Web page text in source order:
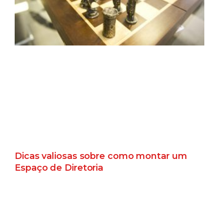
Dicas valiosas sobre como montar um
Espaço de Diretoria